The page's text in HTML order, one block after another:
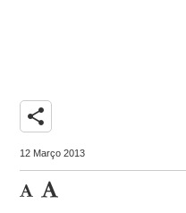
share
12 Março 2013